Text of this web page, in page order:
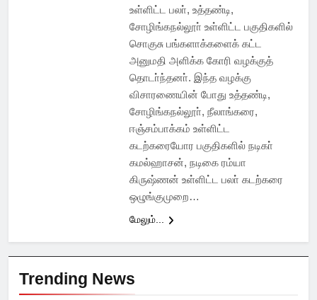
உள்ளிட்ட பலா், உத்தண்டி,
சோழிங்கநல்லூா் உள்ளிட்ட பகுதிகளில்
சொகுசு பங்களாக்களைக் கட்ட
அனுமதி அளிக்க கோரி வழக்குத்
தொடா்ந்தனா். இந்த வழக்கு
விசாரணையின் போது உத்தண்டி,
சோழிங்கநல்லூா், நீலாங்கரை,
ஈஞ்சம்பாக்கம் உள்ளிட்ட
கடற்கரையோர பகுதிகளில் நடிகா்
கமல்ஹாசன், நடிகை ரம்யா
கிருஷ்ணன் உள்ளிட்ட பலா் கடற்கரை
ஒழுங்குமுறை…
மேலும்...
Trending News